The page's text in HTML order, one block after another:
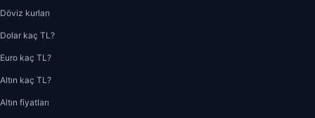
Döviz kurları
Dolar kaç TL?
Euro kaç TL?
Altın kaç TL?
Altın fiyatları